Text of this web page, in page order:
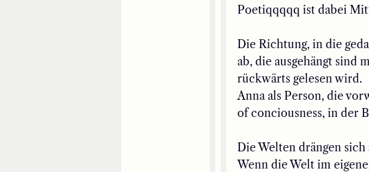
Poetiqqqqq ist dabei
Die Richtung, in die
ab, die ausgehängt sind
rückwärts gelesen wird.
Anna als Person, die
of conciousness, in der
Die Welten drängen sich
Wenn die Welt im